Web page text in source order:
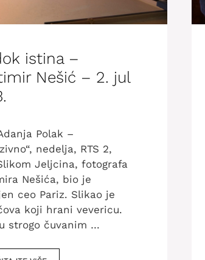
istina –
Nešić – 2. jul
Polak –
nedelja, RTS 2,
Jeljcina, fotografa
Nešića, bio je
ceo Pariz. Slikao je
koji hrani vevericu.
strogo čuvanim …